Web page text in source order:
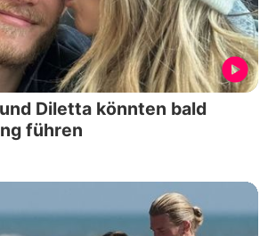
Diletta könnten bald
führen